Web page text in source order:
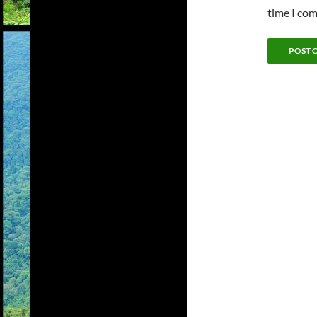
time I